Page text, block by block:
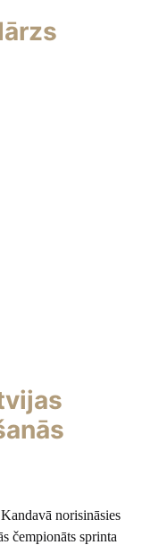
norisināsies
čempionāts sprinta